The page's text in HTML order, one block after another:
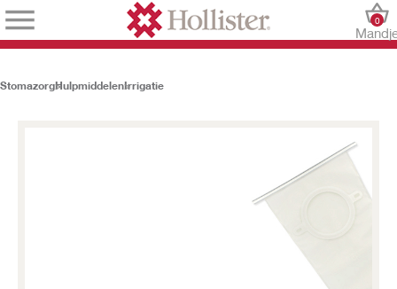
0
StomazorgHulpmiddelenIrrigatie